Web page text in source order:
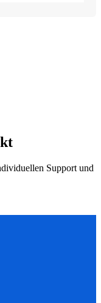
Support und